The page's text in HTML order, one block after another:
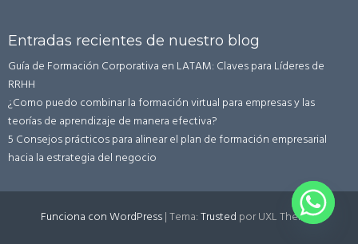
Entradas recientes de nuestro blog
Guía de Formación Corporativa en LATAM: Claves para Líderes de
RRHH
¿Como puedo combinar la formación virtual para empresas y las
teorías de aprendizaje de manera efectiva?
5 Consejos prácticos para alinear el plan de formación empresarial
hacia la estrategia del negocio
Funciona con WordPress|Tema:Trusted por UXL Themes